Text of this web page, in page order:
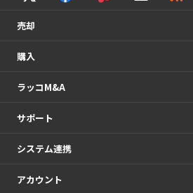
売却
購入
ラッコM&A
サポート
システム連携
アカウント